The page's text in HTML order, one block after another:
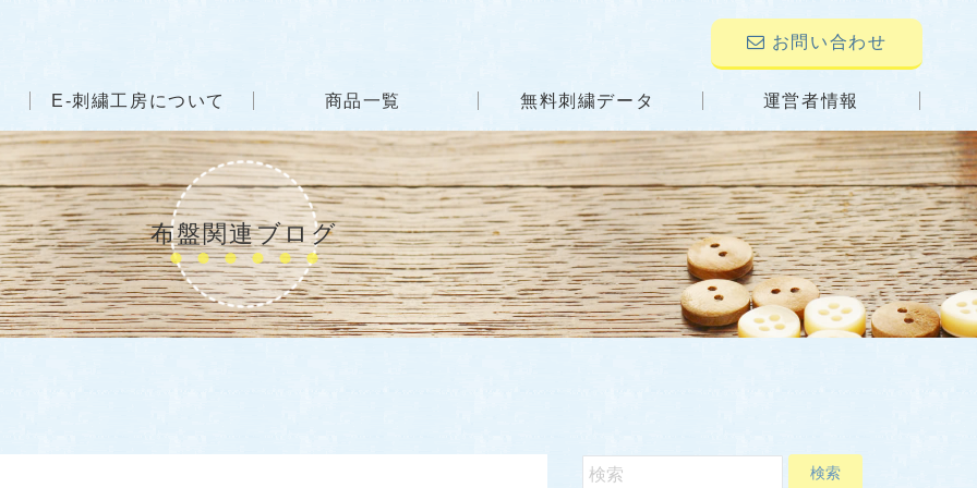
お問い合わせ
E-刺繍工房について 商品一覧 無料刺繍データ 運営者情報
布盤関連ブログ